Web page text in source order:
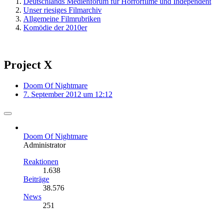
Unser riesiges Filmarchiv
Allgemeine Filmrubriken
Komödie der 2010er
Project X
Doom Of Nightmare
7. September 2012 um 12:12
Doom Of Nightmare
Administrator
Reaktionen
1.638
Beiträge
38.576
News
251